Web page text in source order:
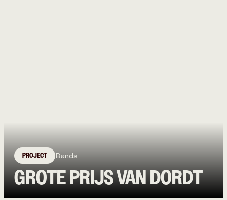
PROJECT Bands
GROTE PRIJS VAN DORDT